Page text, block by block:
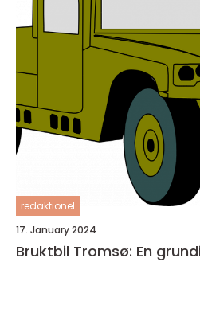
redaktionel
17. January 2024
Bruktbil Tromsø: En